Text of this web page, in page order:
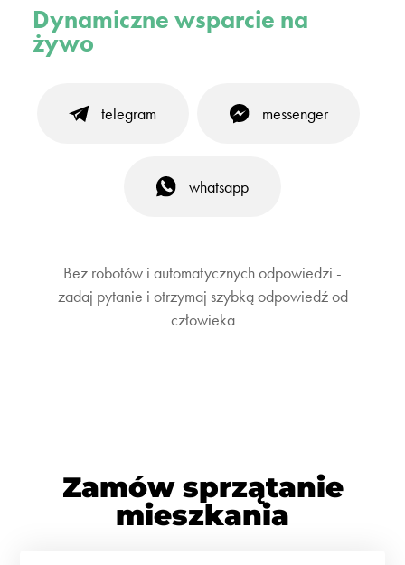
Dynamiczne wsparcie na
żywo
telegram messenger
whatsapp
Bez robotów i automatycznych odpowiedzi -
zadaj pytanie i otrzymaj szybką odpowiedź od
człowieka
Zamów sprzątanie
mieszkania